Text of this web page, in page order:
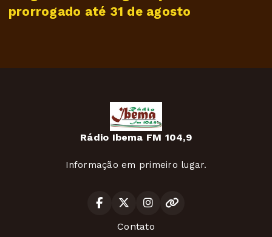
prorrogado até 31 de agosto
Rádio Ibema FM 104,9
Informação em primeiro lugar.
Contato